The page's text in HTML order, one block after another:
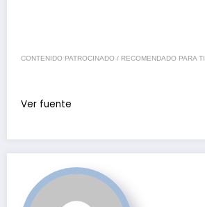
CONTENIDO PATROCINADO / RECOMENDADO PARA TI
Ver fuente